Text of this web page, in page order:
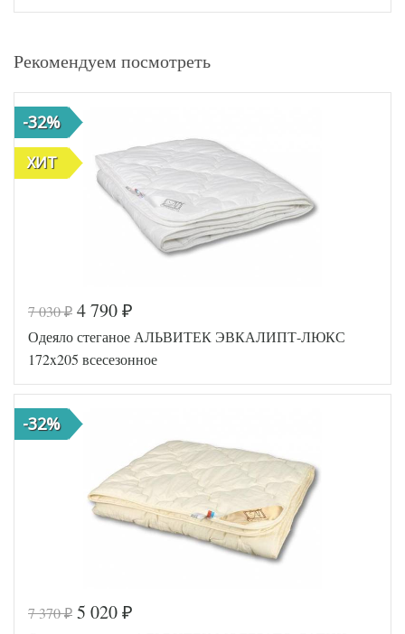
Рекомендуем посмотреть
-32%
ХИТ
Код товара
7 030₽ 4 790 ₽
Одеяло стеганое АЛЬВИТЕК ЭВКАЛИПТ-ЛЮКС
172x205 всесезонное
-32%
7 370₽ 5 020 ₽